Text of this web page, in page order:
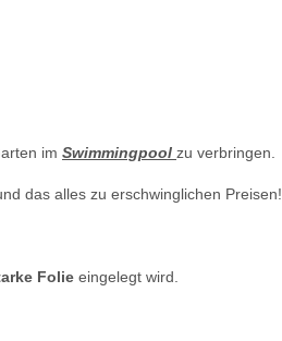
im Swimmingpool zu verbringen.
das alles zu erschwinglichen Preisen!
Folie eingelegt wird.